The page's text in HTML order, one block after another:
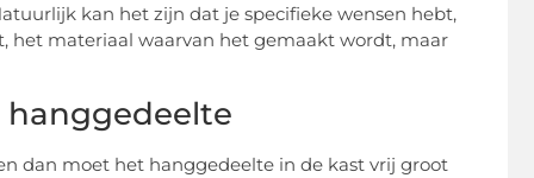
kan het zijn dat je specifieke wensen hebt,
het materiaal waarvan het gemaakt wordt, maar
dan moet het hanggedeelte in de kast vrij groot